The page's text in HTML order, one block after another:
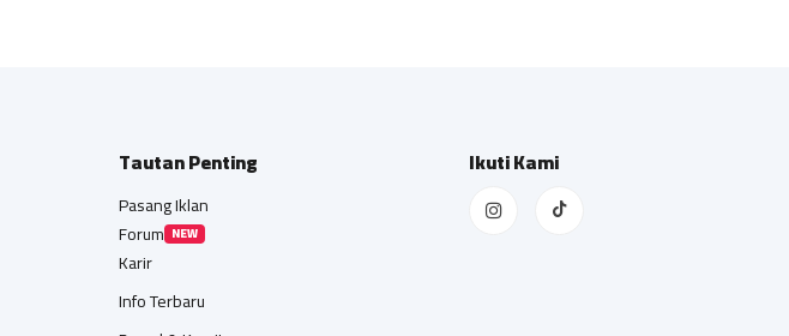
Tautan Penting
Pasang Iklan
Forum NEW
Karir
Info Terbaru
Ikuti Kami